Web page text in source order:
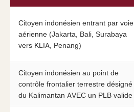
Citoyen indonésien entrant par voie
aérienne (Jakarta, Bali, Surabaya
vers KLIA, Penang)
Citoyen indonésien au point de
contrôle frontalier terrestre désigné
du Kalimantan AVEC un PLB valide